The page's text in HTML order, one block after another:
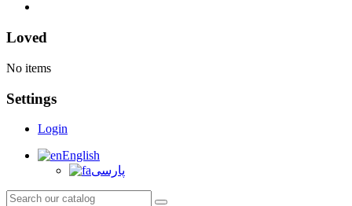
Loved
No items
Settings
Login
English
پارسی